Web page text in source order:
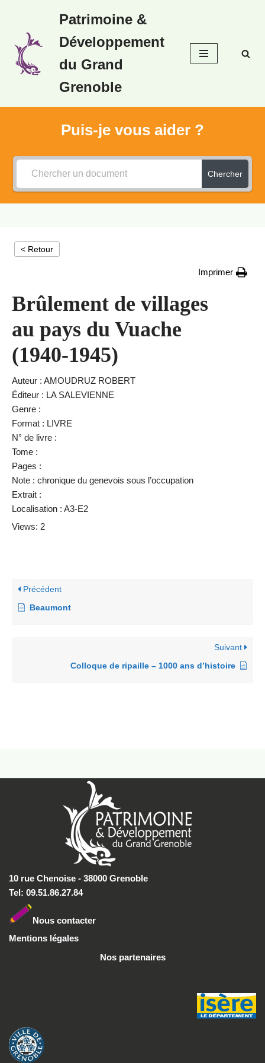
au
contenu
Patrimoine &
Développement
du Grand
Grenoble
Puis-je vous aider ?
Chercher
< Retour
Imprimer
Brûlement de villages
au pays du Vuache
(1940-1945)
Auteur : AMOUDRUZ ROBERT
Éditeur : LA SALEVIENNE
Genre :
Format : LIVRE
N° de livre :
Tome :
Pages :
Note : chronique du genevois sous l’occupation
Extrait :
Localisation : A3-E2
Views: 2
Précédent
Beaumont
Suivant
Colloque de ripaille – 1000 ans d’histoire
10 rue Chenoise - 38000 Grenoble
Tel: 09.51.86.27.84
Nous contacter
Mentions légales
Nos partenaires